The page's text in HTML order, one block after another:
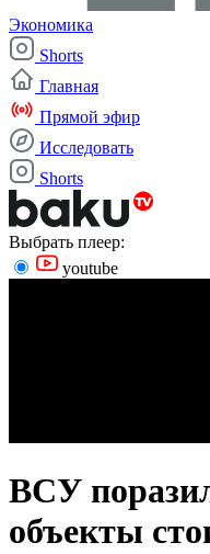
Экономика
Shorts
Главная
Прямой эфир
Исследовать
Shorts
Выбрать плеер:
youtube
ВСУ
объекты